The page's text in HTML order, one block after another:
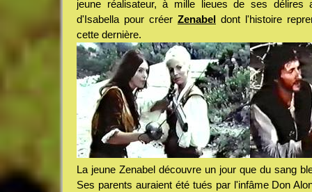
jeune réalisateur, à mille lieues de ses délires
d'Isabella pour créer Zenabel dont l'histoire
cette dernière.
La jeune Zenabel découvre un jour que du sang
Ses parents auraient été tués par l'infâme Don